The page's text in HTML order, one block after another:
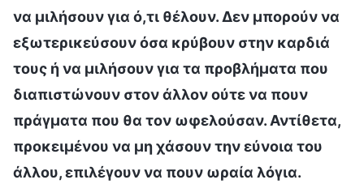
να μιλήσουν για ό,τι θέλουν. Δεν μπορούν να
εξωτερικεύσουν όσα κρύβουν στην καρδιά
τους ή να μιλήσουν για τα προβλήματα που
διαπιστώνουν στον άλλον ούτε να πουν
πράγματα που θα τον ωφελούσαν. Αντίθετα,
προκειμένου να μη χάσουν την εύνοια του
άλλου, επιλέγουν να πουν ωραία λόγια.